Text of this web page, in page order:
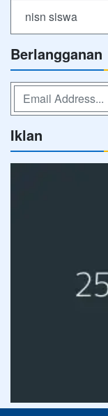
nisn siswa
Berlangganan
Iklan